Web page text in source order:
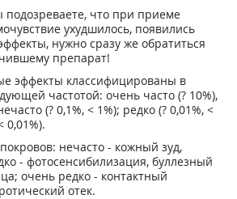
что при приеме
ухудшилось, появились
нужно сразу же обратиться
препарат!
эффекты классифицированы в
частотой: очень часто (? 10%),
(? 0,1%, < 1%); редко (? 0,01%, <
0,01%).
нечасто - кожный зуд,
- фотосенсибилизация, буллезный
очень редко - контактный
отек.